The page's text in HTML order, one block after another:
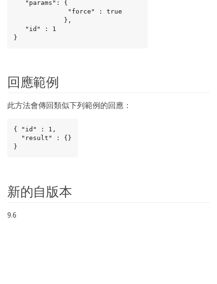
}
回應範例
此方法會傳回類似下列範例的回應：
{ "id" : 1,
}
新的自版本
9.6